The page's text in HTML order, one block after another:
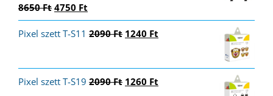
Értékelés:
8650Ft Original
price
was:
4750 Ft
price
is:
Pixel szett T-S11 2090Ft Original
1240 Ft
Pixel szett T-S19 2090Ft Original
1260 Ft